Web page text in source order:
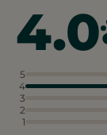
4.0
5
4
3
2
1